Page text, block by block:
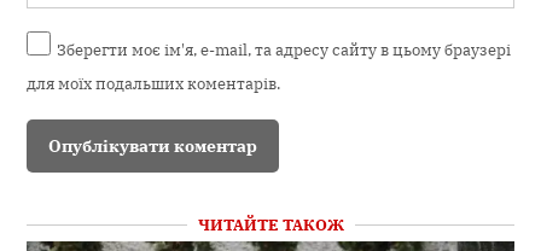
Зберегти моє ім'я, e-mail, та адресу сайту в цьому браузері
для моїх подальших коментарів.
ЧИТАЙТЕ ТАКОЖ